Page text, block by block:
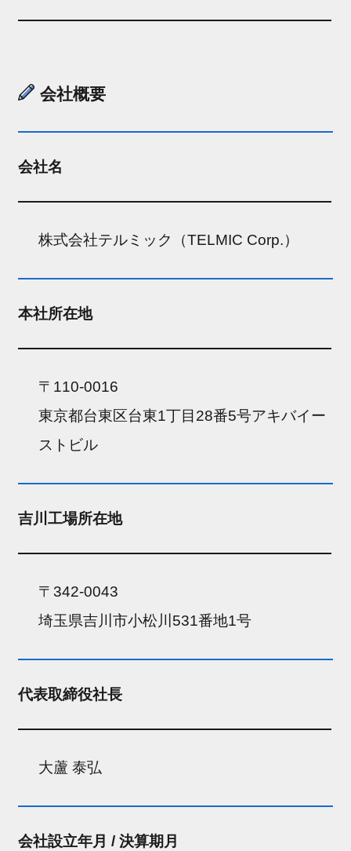
会社概要
会社名
株式会社テルミック（TELMIC Corp.）
本社所在地
〒110-0016
東京都台東区台東1丁目28番5号アキバイー
ストビル
吉川工場所在地
〒342-0043
埼玉県吉川市小松川531番地1号
代表取締役社長
大蘆 泰弘
会社設立年月 / 決算期月